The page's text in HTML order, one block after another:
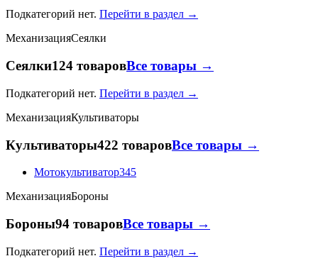
Подкатегорий нет. Перейти в раздел →
МеханизацияСеялки
Сеялки124 товаровВсе товары →
Подкатегорий нет. Перейти в раздел →
МеханизацияКультиваторы
Культиваторы422 товаровВсе товары →
Мотокультиватор345
МеханизацияБороны
Бороны94 товаровВсе товары →
Подкатегорий нет. Перейти в раздел →